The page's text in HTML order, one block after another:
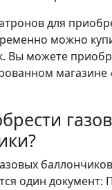
для
можно
Вы можете
магазине
один документ: